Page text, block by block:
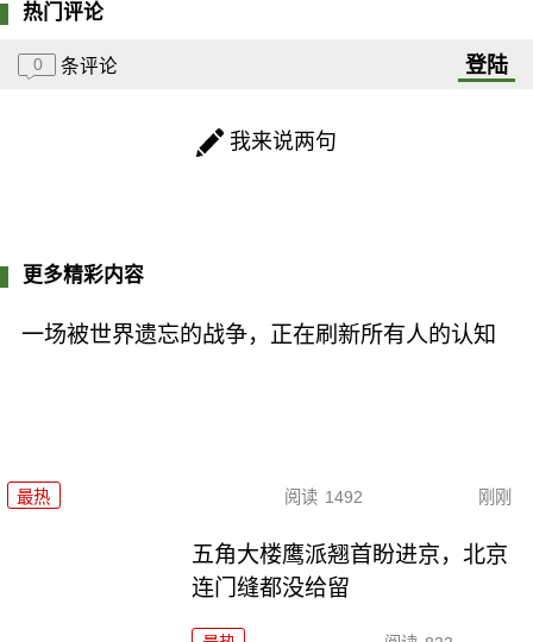
热门评论
0 条评论 登陆
我来说两句
更多精彩内容
一场被世界遗忘的战争，正在刷新所有人的认知
最热 阅读 1492 刚刚
五角大楼鹰派翘首盼进京，北京
连门缝都没给留